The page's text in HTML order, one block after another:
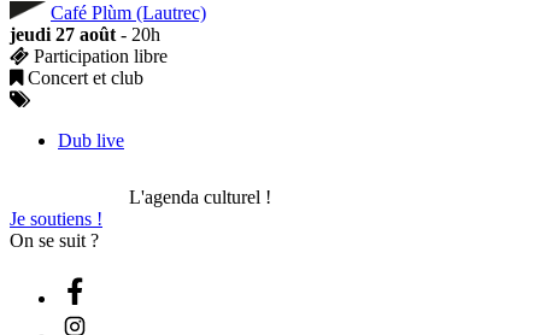
Café Plùm (Lautrec)
jeudi 27 août - 20h
Participation libre
Concert et club
Dub live
L'agenda culturel !
Je soutiens !
On se suit ?